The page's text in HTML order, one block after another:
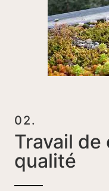
02.
Travail
qualité